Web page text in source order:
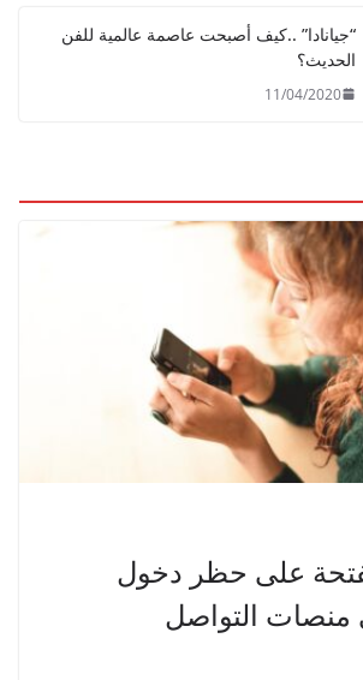
“جيانادا” ..كيف أصبحت عاصمة عالمية للفن
الحديث؟
11/04/2020
على حظر دخول
منصات التواصل